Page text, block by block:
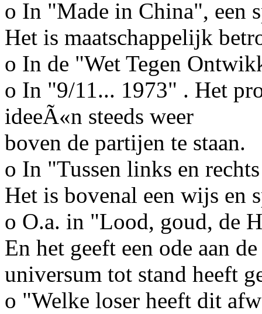
o In "Made in China", een
Het is maatschappelijk
o In de "Wet Tegen
o In "9/11... 1973" . Het
ideeÃ«n steeds weer
boven de partijen te staan.
o In "Tussen links en
Het is bovenal een wijs en
o O.a. in "Lood, goud, de
En het geeft een ode aan
universum tot stand heeft
o "Welke loser heeft dit